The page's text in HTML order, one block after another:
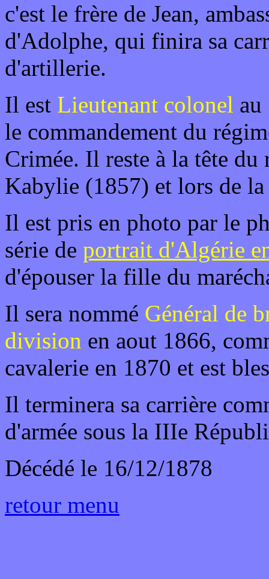
c'est le frère de Jean,
d'Adolphe, qui finira sa
d'artillerie.
Il est Lieutenant colonel au
le commandement du
Crimée. Il reste à la tête du
Kabylie (1857) et lors de
Il est pris en photo par le
série de portrait d'Algérie
d'épouser la fille du
Il sera nommé Général de
division en aout 1866,
cavalerie en 1870 et est
Il terminera sa carrière
d'armée sous la IIIe
Décédé le 16/12/1878
retour menu